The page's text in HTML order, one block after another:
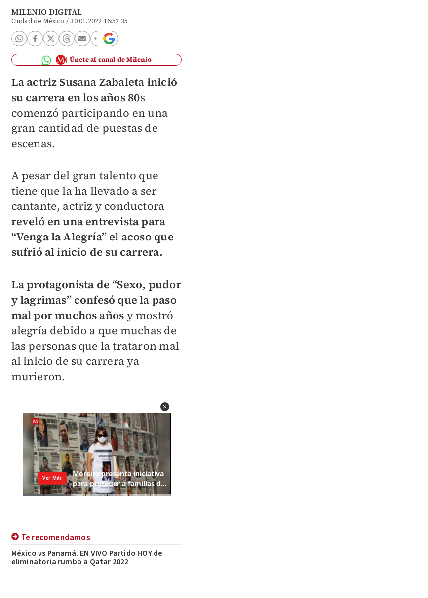
MILENIO DIGITAL
Ciudad de México /30.01.2022 16:52:35
Únete al canal de Milenio
La actriz Susana Zabaleta inició
su carrera en los años 80s
comenzó participando en una
gran cantidad de puestas de
escenas.
A pesar del gran talento que
tiene que la ha llevado a ser
cantante, actriz y conductora
reveló en una entrevista para
“Venga la Alegría” el acoso que
sufrió al inicio de su carrera.
La protagonista de “Sexo, pudor
y lagrimas” confesó que la paso
mal por muchos años y mostró
alegría debido a que muchas de
las personas que la trataron mal
al inicio de su carrera ya
murieron.
Te recomendamos
México vs Panamá. EN VIVO Partido HOY de
eliminatoria rumbo a Qatar 2022